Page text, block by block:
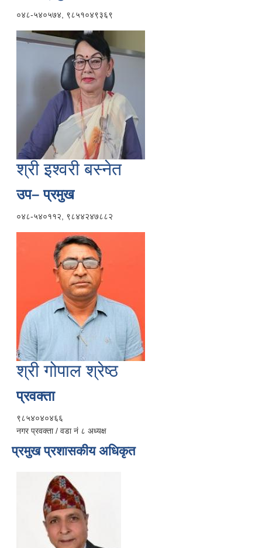
०४८-५४०५७४, ९८५१०४९३६९
श्री इश्वरी बस्नेत
उप– प्रमुख
०४८-५४०११२, ९८४४२४७८८२
श्री गोपाल श्रेष्ठ
प्रवक्ता
९८५४०४०४६६
नगर प्रवक्ता / वडा नं ८ अध्यक्ष
प्रमुख प्रशासकीय अधिकृत